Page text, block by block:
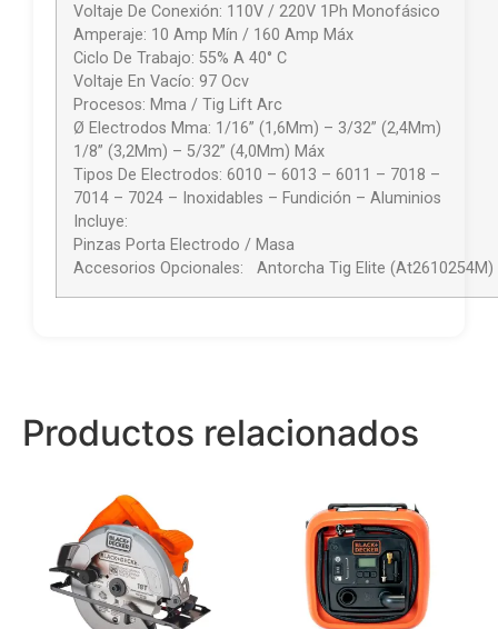
Voltaje De Conexión: 110V / 220V 1Ph Monofásico
Amperaje: 10 Amp Mín / 160 Amp Máx
Ciclo De Trabajo: 55% A 40° C
Voltaje En Vacío: 97 Ocv
Procesos: Mma / Tig Lift Arc
Ø Electrodos Mma: 1/16” (1,6Mm) – 3/32” (2,4Mm)
1/8” (3,2Mm) – 5/32” (4,0Mm) Máx
Tipos De Electrodos: 6010 – 6013 – 6011 – 7018 –
7014 – 7024 – Inoxidables – Fundición – Aluminios
Pinzas Porta Electrodo / Masa
Accesorios Opcionales: Antorcha Tig Elite (At2610254M)
Productos relacionados